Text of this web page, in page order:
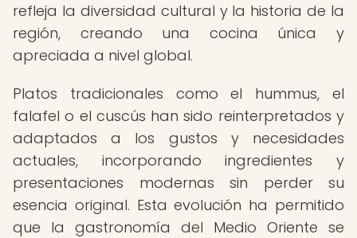
refleja la diversidad cultural y la historia de la
región, creando una cocina única y
apreciada a nivel global.
Platos tradicionales como el hummus, el
falafel o el cuscús han sido reinterpretados y
adaptados a los gustos y necesidades
actuales, incorporando ingredientes y
presentaciones modernas sin perder su
esencia original. Esta evolución ha permitido
que la gastronomía del Medio Oriente se